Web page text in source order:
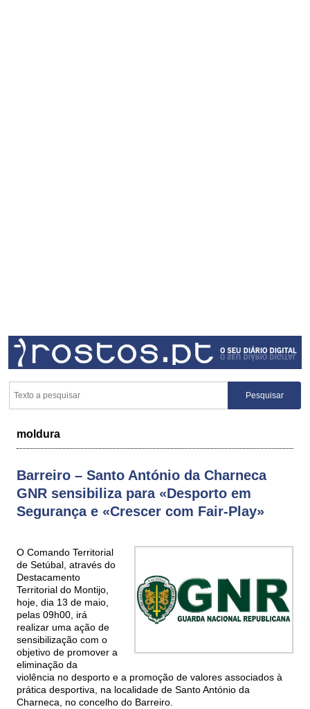
moldura
Barreiro – Santo António da Charneca
GNR sensibiliza para «Desporto em
Segurança e «Crescer com Fair-Play»
O Comando Territorial
de Setúbal, através do
Destacamento
Territorial do Montijo,
hoje, dia 13 de maio,
pelas 09h00, irá
realizar uma ação de
sensibilização com o
objetivo de promover a
eliminação da
violência no desporto e a promoção de valores associados à
prática desportiva, na localidade de Santo António da
Charneca, no concelho do Barreiro.